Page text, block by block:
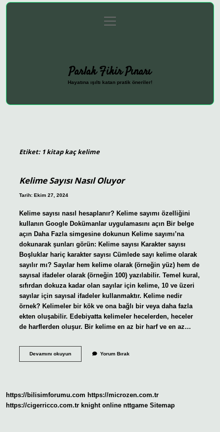
Gizlilik Politikası
menüyü
aç
Parlak Fikir Pınarı
Hayatına ışıltı katan pratik öneriler!
Etiket: 1 kitap kaç kelime
Kelime Sayısı Nasıl Oluyor
Tarih: Ekim 27, 2024
Kelime sayısı nasıl hesaplanır? Kelime sayımı özelliğini
kullanın Google Dokümanlar uygulamasını açın Bir belge
açın Daha Fazla simgesine dokunun Kelime sayımı’na
dokunarak şunları görün: Kelime sayısı Karakter sayısı
Boşluklar hariç karakter sayısı Cümlede sayı kelime olarak
sayılır mı? Sayılar hem kelime olarak (örneğin yüz) hem de
sayısal ifadeler olarak (örneğin 100) yazılabilir. Temel kural,
sıfırdan dokuza kadar olan sayılar için kelime, 10 ve üzeri
sayılar için sayısal ifadeler kullanmaktır. Kelime nedir
örnek? Kelimeler bir kök ve ona bağlı bir veya daha fazla
ekten oluşabilir. Edebiyatta kelimeler hecelerden, heceler
de harflerden oluşur. Bir kelime en az bir harf ve en az…
Devamını okuyunKelime
Yorum Bırak
https://bilisimforumu.com https://microzen.com.tr
https://cigerricco.com.tr knight online nttgame Sitemap